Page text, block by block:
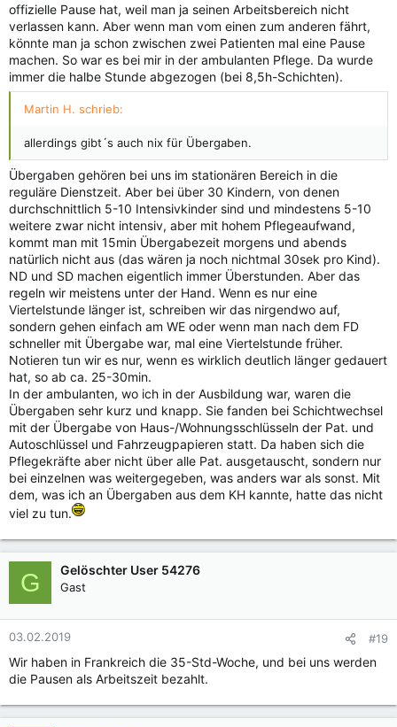
offizielle Pause hat, weil man ja seinen Arbeitsbereich nicht
verlassen kann. Aber wenn man vom einen zum anderen fährt,
könnte man ja schon zwischen zwei Patienten mal eine Pause
machen. So war es bei mir in der ambulanten Pflege. Da wurde
immer die halbe Stunde abgezogen (bei 8,5h-Schichten).
Martin H. schrieb:
allerdings gibt´s auch nix für Übergaben.
Übergaben gehören bei uns im stationären Bereich in die
reguläre Dienstzeit. Aber bei über 30 Kindern, von denen
durchschnittlich 5-10 Intensivkinder sind und mindestens 5-10
weitere zwar nicht intensiv, aber mit hohem Pflegeaufwand,
kommt man mit 15min Übergabezeit morgens und abends
natürlich nicht aus (das wären ja noch nichtmal 30sek pro Kind).
ND und SD machen eigentlich immer Überstunden. Aber das
regeln wir meistens unter der Hand. Wenn es nur eine
Viertelstunde länger ist, schreiben wir das nirgendwo auf,
sondern gehen einfach am WE oder wenn man nach dem FD
schneller mit Übergabe war, mal eine Viertelstunde früher.
Notieren tun wir es nur, wenn es wirklich deutlich länger gedauert
hat, so ab ca. 25-30min.
In der ambulanten, wo ich in der Ausbildung war, waren die
Übergaben sehr kurz und knapp. Sie fanden bei Schichtwechsel
mit der Übergabe von Haus-/Wohnungsschlüsseln der Pat. und
Autoschlüssel und Fahrzeugpapieren statt. Da haben sich die
Pflegekräfte aber nicht über alle Pat. ausgetauscht, sondern nur
bei einzelnen was weitergegeben, was anders war als sonst. Mit
dem, was ich an Übergaben aus dem KH kannte, hatte das nicht
viel zu tun.
G Gelöschter User 54276
Gast
03.02.2019 #19
Wir haben in Frankreich die 35-Std-Woche, und bei uns werden
die Pausen als Arbeitszeit bezahlt.